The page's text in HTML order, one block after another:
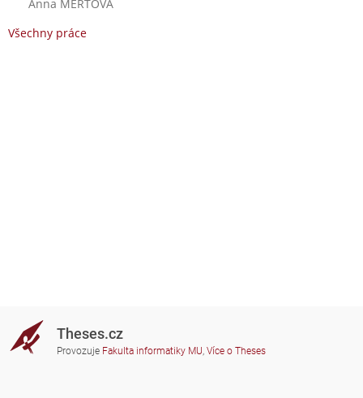
Anna MERTOVÁ
Všechny práce
Theses.cz
Provozuje Fakulta informatiky MU, Více o Theses